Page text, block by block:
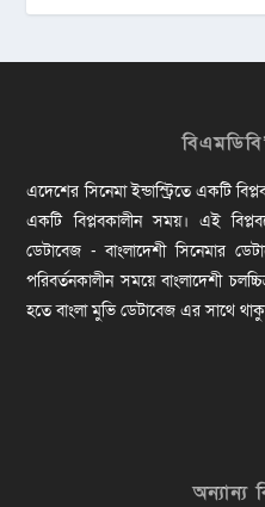
এদেশের সিনেমা ইন্ডাস্ট্রিতে একটি
একটি বিপ্লবকালীন সময়। এই
ডেটাবেজ - বাংলাদেশী সিনেমার
পরিবর্তনকালীন সময়ে বাংলাদেশী
হতে বাংলা মুভি ডেটাবেজ এর সাথে
অন্যান্য